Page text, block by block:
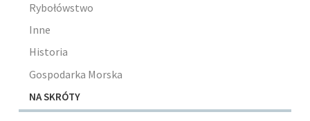
Rybołówstwo
Inne
Historia
Gospodarka Morska
NA SKRÓTY